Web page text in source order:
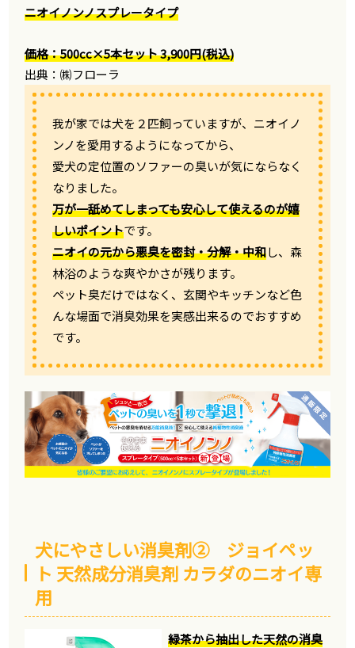
ニオイノンノスプレータイプ
価格：500cc×5本セット 3,900円(税込)
出典：㈱フローラ
我が家では犬を２匹飼っていますが、ニオイノ
ンノを愛用するようになってから、
愛犬の定位置のソファーの臭いが気にならなく
なりました。
万が一舐めてしまっても安心して使えるのが嬉
しいポイントです。
ニオイの元から悪臭を密封・分解・中和し、森
林浴のような爽やかさが残ります。
ペット臭だけではなく、玄関やキッチンなど色
んな場面で消臭効果を実感出来るのでおすすめ
です。
犬にやさしい消臭剤② ジョイペッ
ト 天然成分消臭剤 カラダのニオイ専
用
緑茶から抽出した天然の消臭